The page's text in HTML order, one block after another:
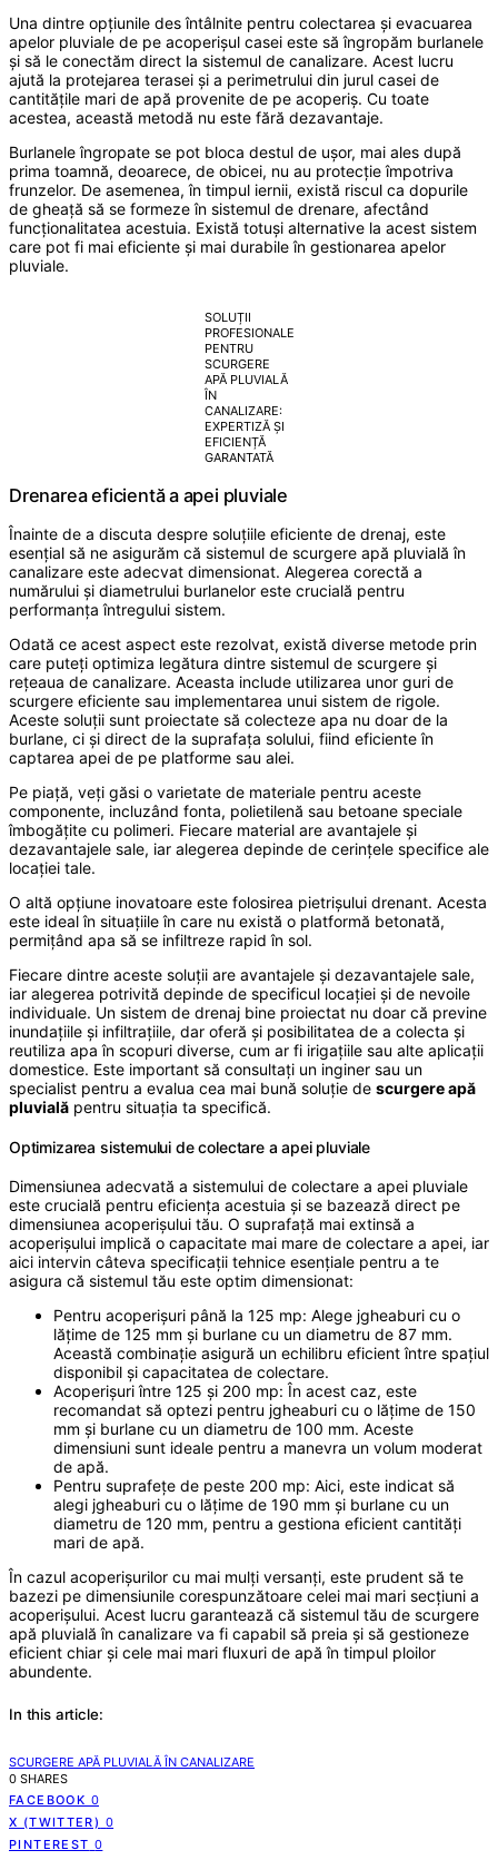
Una dintre opțiunile des întâlnite pentru colectarea și evacuarea
apelor pluviale de pe acoperișul casei este să îngropăm burlanele
și să le conectăm direct la sistemul de canalizare. Acest lucru
ajută la protejarea terasei și a perimetrului din jurul casei de
cantitățile mari de apă provenite de pe acoperiș. Cu toate
acestea, această metodă nu este fără dezavantaje.
Burlanele îngropate se pot bloca destul de ușor, mai ales după
prima toamnă, deoarece, de obicei, nu au protecție împotriva
frunzelor. De asemenea, în timpul iernii, există riscul ca dopurile
de gheață să se formeze în sistemul de drenare, afectând
funcționalitatea acestuia. Există totuși alternative la acest sistem
care pot fi mai eficiente și mai durabile în gestionarea apelor
pluviale.
SOLUȚII
PROFESIONALE
PENTRU
SCURGERE
APĂ PLUVIALĂ
ÎN
CANALIZARE:
EXPERTIZĂ ȘI
EFICIENȚĂ
GARANTATĂ
Drenarea eficientă a apei pluviale
Înainte de a discuta despre soluțiile eficiente de drenaj, este
esențial să ne asigurăm că sistemul de scurgere apă pluvială în
canalizare este adecvat dimensionat. Alegerea corectă a
numărului și diametrului burlanelor este crucială pentru
performanța întregului sistem.
Odată ce acest aspect este rezolvat, există diverse metode prin
care puteți optimiza legătura dintre sistemul de scurgere și
rețeaua de canalizare. Aceasta include utilizarea unor guri de
scurgere eficiente sau implementarea unui sistem de rigole.
Aceste soluții sunt proiectate să colecteze apa nu doar de la
burlane, ci și direct de la suprafața solului, fiind eficiente în
captarea apei de pe platforme sau alei.
Pe piață, veți găsi o varietate de materiale pentru aceste
componente, incluzând fonta, polietilenă sau betoane speciale
îmbogățite cu polimeri. Fiecare material are avantajele și
dezavantajele sale, iar alegerea depinde de cerințele specifice ale
locației tale.
O altă opțiune inovatoare este folosirea pietrișului drenant. Acesta
este ideal în situațiile în care nu există o platformă betonată,
permițând apa să se infiltreze rapid în sol.
Fiecare dintre aceste soluții are avantajele și dezavantajele sale,
iar alegerea potrivită depinde de specificul locației și de nevoile
individuale. Un sistem de drenaj bine proiectat nu doar că previne
inundațiile și infiltrațiile, dar oferă și posibilitatea de a colecta și
reutiliza apa în scopuri diverse, cum ar fi irigațiile sau alte aplicații
domestice. Este important să consultați un inginer sau un
specialist pentru a evalua cea mai bună soluție de scurgere apă
pluvială pentru situația ta specifică.
Optimizarea sistemului de colectare a apei pluviale
Dimensiunea adecvată a sistemului de colectare a apei pluviale
este crucială pentru eficiența acestuia și se bazează direct pe
dimensiunea acoperișului tău. O suprafață mai extinsă a
acoperișului implică o capacitate mai mare de colectare a apei, iar
aici intervin câteva specificații tehnice esențiale pentru a te
asigura că sistemul tău este optim dimensionat:
Pentru acoperișuri până la 125 mp: Alege jgheaburi cu o
lățime de 125 mm și burlane cu un diametru de 87 mm.
Această combinație asigură un echilibru eficient între spațiul
disponibil și capacitatea de colectare.
Acoperișuri între 125 și 200 mp: În acest caz, este
recomandat să optezi pentru jgheaburi cu o lățime de 150
mm și burlane cu un diametru de 100 mm. Aceste
dimensiuni sunt ideale pentru a manevra un volum moderat
de apă.
Pentru suprafețe de peste 200 mp: Aici, este indicat să
alegi jgheaburi cu o lățime de 190 mm și burlane cu un
diametru de 120 mm, pentru a gestiona eficient cantități
mari de apă.
În cazul acoperișurilor cu mai mulți versanți, este prudent să te
bazezi pe dimensiunile corespunzătoare celei mai mari secțiuni a
acoperișului. Acest lucru garantează că sistemul tău de scurgere
apă pluvială în canalizare va fi capabil să preia și să gestioneze
eficient chiar și cele mai mari fluxuri de apă în timpul ploilor
abundente.
In this article:
SCURGERE APĂ PLUVIALĂ ÎN CANALIZARE
0 SHARES
FACEBOOK 0
X (TWITTER) 0
PINTEREST 0